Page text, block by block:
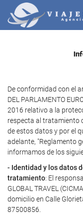
De conformidad con el
DEL PARLAMENTO
2016 relativo a la
respecta al tratamiento
de estos datos y por el
adelante, "Reglamento
informamos de los
- Identidad y los datos
tratamiento: El
GLOBAL TRAVEL
domicilio en Calle
87500856.